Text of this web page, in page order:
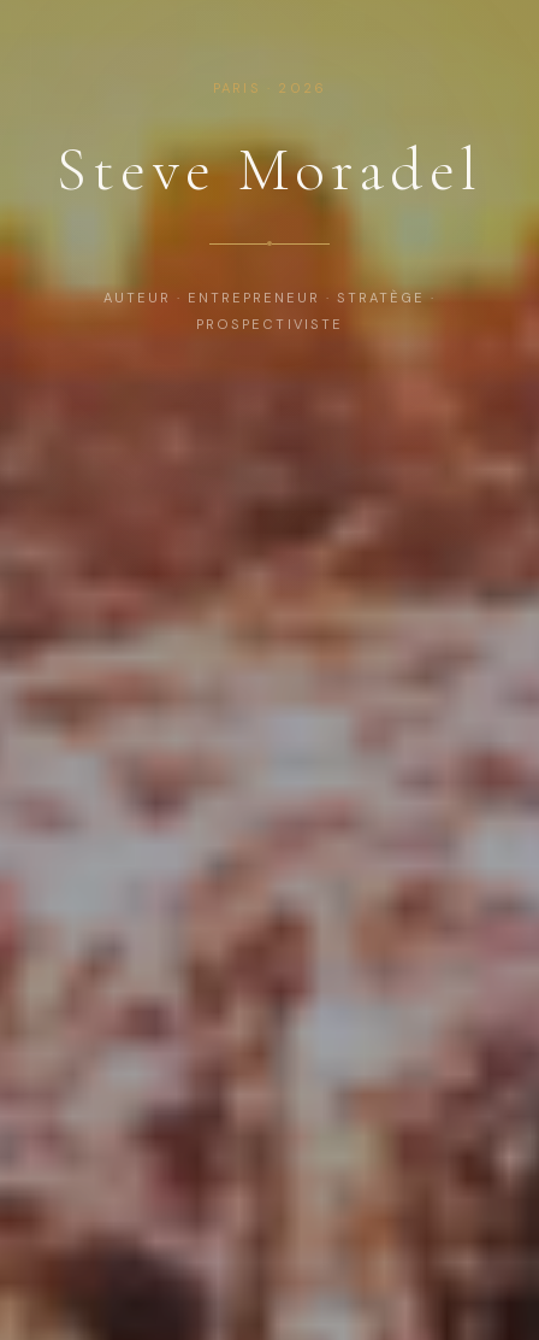
PARIS · 2026
Steve Moradel
AUTEUR · ENTREPRENEUR · STRATÈGE ·
PROSPECTIVISTE